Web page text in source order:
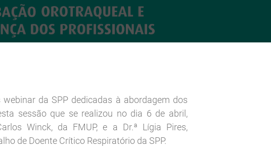
Tuberculose
da SPP dedicadas à abordagem dos
sessão que se realizou no dia 6 de abril,
Winck, da FMUP, e a Dr.ª Lígia Pires,
de Doente Crítico Respiratório da SPP.